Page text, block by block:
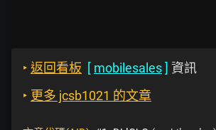
‣ 返回看板 [ mobilesales] 資訊
‣ 更多 jcsb1021 的文章